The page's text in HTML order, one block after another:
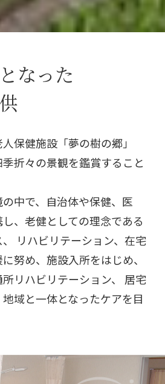
なった
保健施設「夢の樹の郷」
折々の景観を鑑賞すること
中で、自治体や保健、医
、老健としての理念である
リハビリテーション、在宅
努め、施設入所をはじめ、
リハビリテーション、
居宅
域と一体となったケアを目